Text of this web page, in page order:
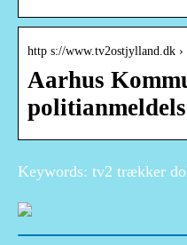
http s://www.tv2ostjylland.dk ›
Aarhus
Keywords: tv2 trækker